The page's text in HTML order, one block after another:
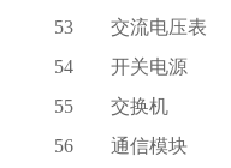
53
交流电压表
54
开关电源
55
交换机
56
通信模块